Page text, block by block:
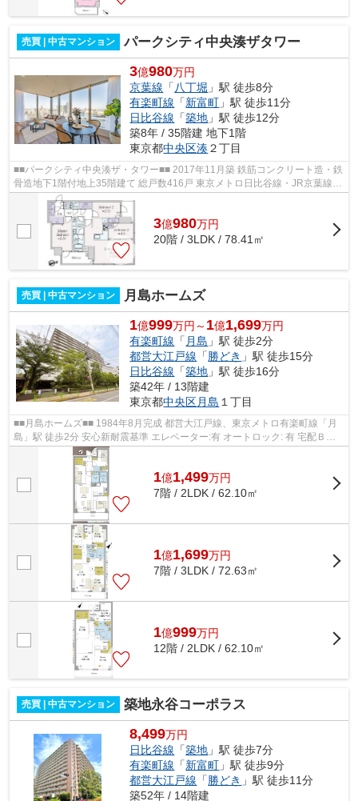
売買 | 中古マンション パークシティ中央湊ザタワー
3億980万円
京葉線 「 八丁堀 」駅 徒歩8分
有楽町線 「新富町 」駅 徒歩11分
日比谷線 「築地 」駅 徒歩12分
築8年 / 35階建 地下1階
東京都中央区湊２丁目
■■パークシティ中央湊ザ・タワー■■ 2017年11月築 鉄筋コンクリート造・鉄
骨造地下1階付地上35階建て 総戸数416戸 東京メトロ日比谷線・JR京葉線
3億980万円
20階 / 3LDK / 78.41㎡
売買 | 中古マンション 月島ホームズ
1億999万円～ 1億1,699万円
有楽町線 「 月島 」駅 徒歩2分
都営大江戸線 「 勝どき 」駅 徒歩15分
日比谷線 「築地 」駅 徒歩16分
築42年 / 13階建
東京都中央区月島 １丁目
■■月島ホームズ■■ 1984年8月完成 都営大江戸線、東京メトロ有楽町線「月
島」駅 徒歩2分 安心新耐震基準 エレベーター:有 オートロック: 有 宅配ＢＯ
Ｘ:有
1億1,499万円
7階 / 2LDK / 62.10㎡
1億1,699万円
7階 / 3LDK / 72.63㎡
1億999万円
12階 / 2LDK / 62.10㎡
売買 | 中古マンション 築地永谷コーポラス
8,499万円
日比谷線 「築地 」駅 徒歩7分
有楽町線 「新富町 」駅 徒歩9分
都営大江戸線 「 勝どき 」駅 徒歩11分
築52年 / 14階建